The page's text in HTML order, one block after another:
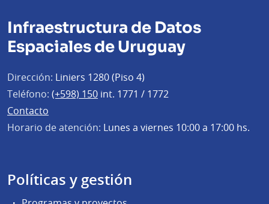
Infraestructura de Datos
Espaciales de Uruguay
Dirección: Liniers 1280 (Piso 4)
Teléfono: (+598) 150 int. 1771 / 1772
Contacto
Horario de atención: Lunes a viernes 10:00 a 17:00 hs.
Políticas y gestión